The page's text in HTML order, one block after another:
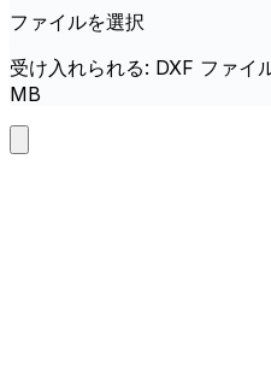
ファイルを選択
受け入れられる: DXF ファイ
MB